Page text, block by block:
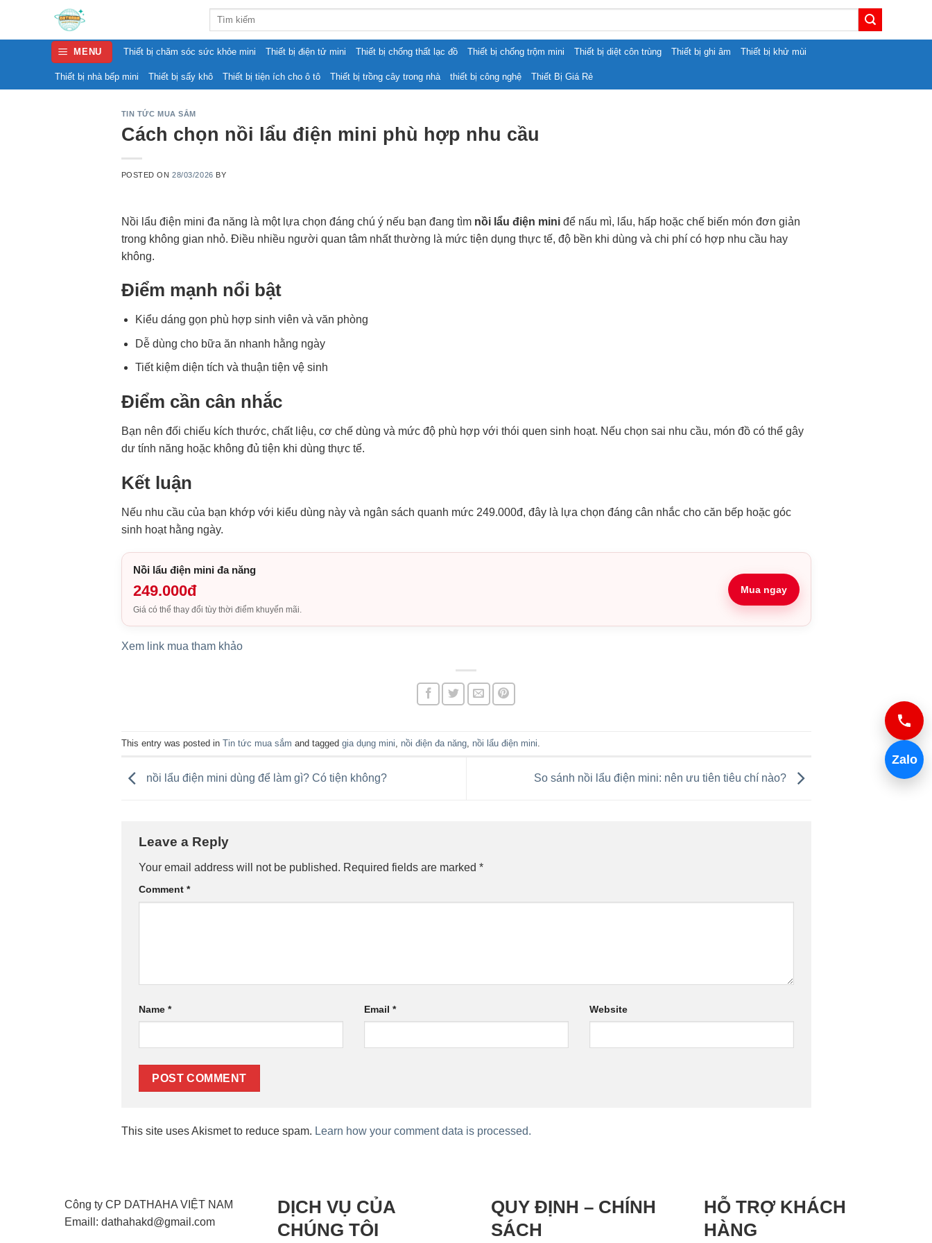
content
Search
MENU Thiết bị chăm sóc sức khỏe mini Thiết bị điện tử mini Thiết bị chống thất lạc đồ Thiết bị chống trộm mini Thiết bị diệt côn trùng Thiết bị ghi âm Thiết bị khử mùi
Thiết bị nhà bếp mini Thiết bị sấy khô Thiết bị tiện ích cho ô tô Thiết bị trồng cây trong nhà thiết bị công nghệ Thiết Bị Giá Rẻ
TIN TỨC MUA SẮM
Cách chọn nồi lẩu điện mini phù hợp nhu cầu
POSTED ON28/03/2026 BY
Nồi lẩu điện mini đa năng là một lựa chọn đáng chú ý nếu bạn đang tìm nồi lẩu điện miniđể nấu mì, lẩu, hấp hoặc chế biến món đơn giản
trong không gian nhỏ. Điều nhiều người quan tâm nhất thường là mức tiện dụng thực tế, độ bền khi dùng và chi phí có hợp nhu cầu hay
không.
Điểm mạnh nổi bật
Kiểu dáng gọn phù hợp sinh viên và văn phòng
Dễ dùng cho bữa ăn nhanh hằng ngày
Tiết kiệm diện tích và thuận tiện vệ sinh
Điểm cần cân nhắc
Bạn nên đối chiếu kích thước, chất liệu, cơ chế dùng và mức độ phù hợp với thói quen sinh hoạt. Nếu chọn sai nhu cầu, món đồ có thể gây
dư tính năng hoặc không đủ tiện khi dùng thực tế.
Kết luận
Nếu nhu cầu của bạn khớp với kiểu dùng này và ngân sách quanh mức 249.000đ, đây là lựa chọn đáng cân nhắc cho căn bếp hoặc góc
sinh hoạt hằng ngày.
Nồi lẩu điện mini đa năng
249.000đ
Giá có thể thay đổi tùy thời điểm khuyến mãi.
Mua ngay
Xem link mua tham khảo
This entry was posted in Tin tức mua sắm and tagged gia dụng mini nồi điện đa năng, nồi lẩu điện mini
nồi lẩu điện mini dùng để làm gì? Có tiện không? So sánh nồi lẩu điện mini: nên ưu tiên tiêu chí nào?
Leave a Reply
Your email address will not be published. Required fields are marked *
Comment *
Name * Email * Website
This site uses Akismet to reduce spam. Learn how your comment data is processed.
Công ty CP DATHAHA VIỆT NAM
Emaill: dathahakd@gmail.com
DỊCH VỤ CỦA
CHÚNG TÔI
QUY ĐỊNH – CHÍNH
SÁCH
HỖ TRỢ KHÁCH
HÀNG
Zalo